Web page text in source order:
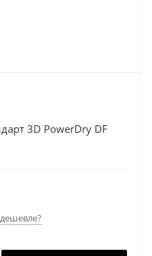
3D PowerDry DF